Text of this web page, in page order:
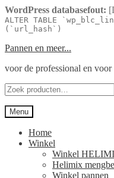
WordPress databasefout:
ALTER TABLE
(`url_hash`)
Ga
naar
Ga
de
Pannen en meer...
voor de professional en
Zoeken
naar:
Menu
Home
Winkel
Winkel
Helimix
Winkel pannen